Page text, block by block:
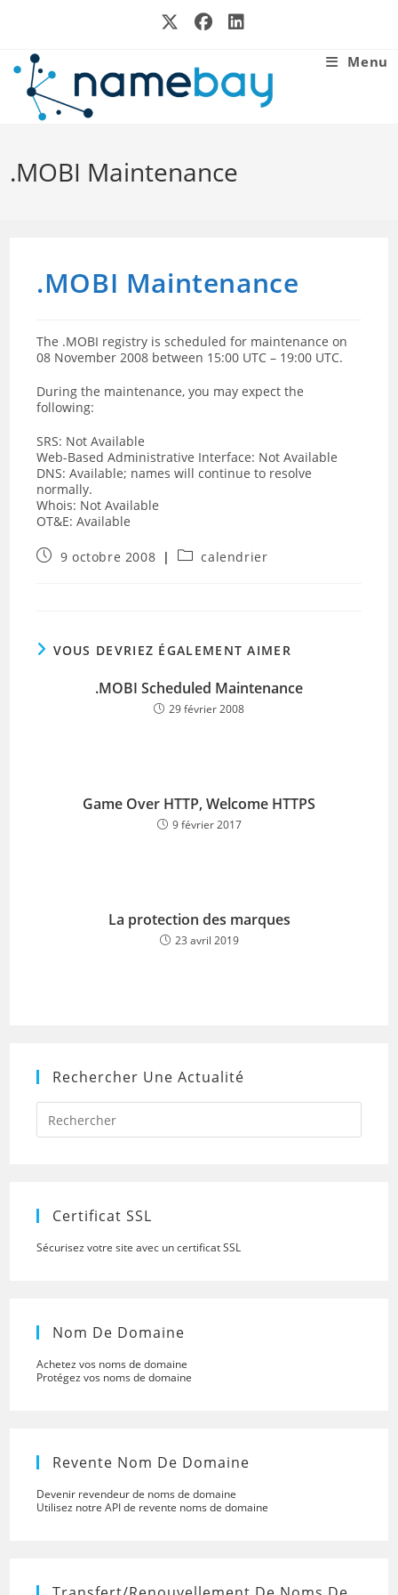
Menu
.MOBI Maintenance
.MOBI Maintenance
The .MOBI registry is scheduled for maintenance on
08 November 2008 between 15:00 UTC – 19:00 UTC.
During the maintenance, you may expect the
following:
SRS: Not Available
Web-Based Administrative Interface: Not Available
DNS: Available; names will continue to resolve
normally.
Whois: Not Available
OT&E: Available
Publication
9 octobre 2008
Postcalendrier
VOUS DEVRIEZ ÉGALEMENT AIMER
.MOBI Scheduled Maintenance
29 février 2008
Game Over HTTP, Welcome HTTPS
9 février 2017
La protection des marques
23 avril 2019
Rechercher Une Actualité
Press
to
Certificat SSL
Sécurisez votre site avec un certificat SSL
Nom De Domaine
Achetez vos noms de domaine
Protégez vos noms de domaine
Revente Nom De Domaine
Devenir revendeur de noms de domaine
Utilisez notre API de revente noms de domaine